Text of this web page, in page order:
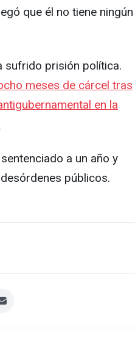
que él no tiene ningún
sufrido prisión política.
meses de cárcel tras
en la
a un año y
públicos.